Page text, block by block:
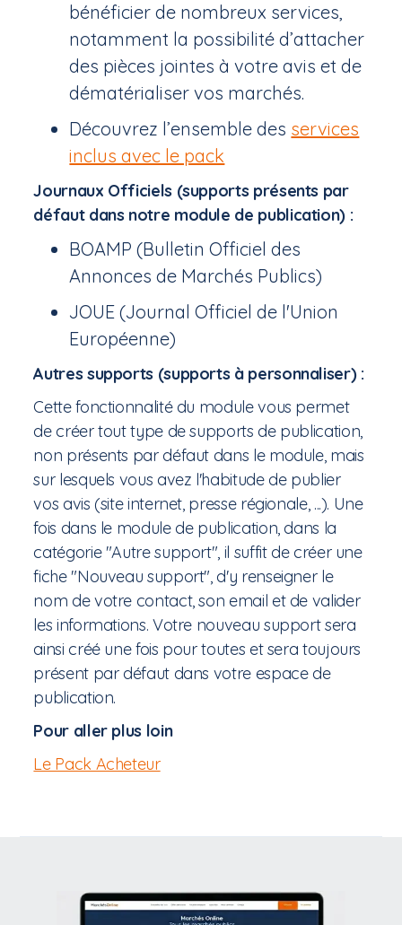
bénéficier de nombreux services,
notamment la possibilité d’attacher
des pièces jointes à votre avis et de
dématérialiser vos marchés.
Découvrez l’ensemble des services
inclus avec le pack
Journaux Officiels (supports présents par
défaut dans notre module de publication) :
BOAMP (Bulletin Officiel des
Annonces de Marchés Publics)
JOUE (Journal Officiel de l'Union
Européenne)
Autres supports (supports à personnaliser) :
Cette fonctionnalité du module vous permet
de créer tout type de supports de publication,
non présents par défaut dans le module, mais
sur lesquels vous avez l'habitude de publier
vos avis (site internet, presse régionale, ...). Une
fois dans le module de publication, dans la
catégorie "Autre support", il suffit de créer une
fiche "Nouveau support", d'y renseigner le
nom de votre contact, son email et de valider
les informations. Votre nouveau support sera
ainsi créé une fois pour toutes et sera toujours
présent par défaut dans votre espace de
publication.
Pour aller plus loin
Le Pack Acheteur